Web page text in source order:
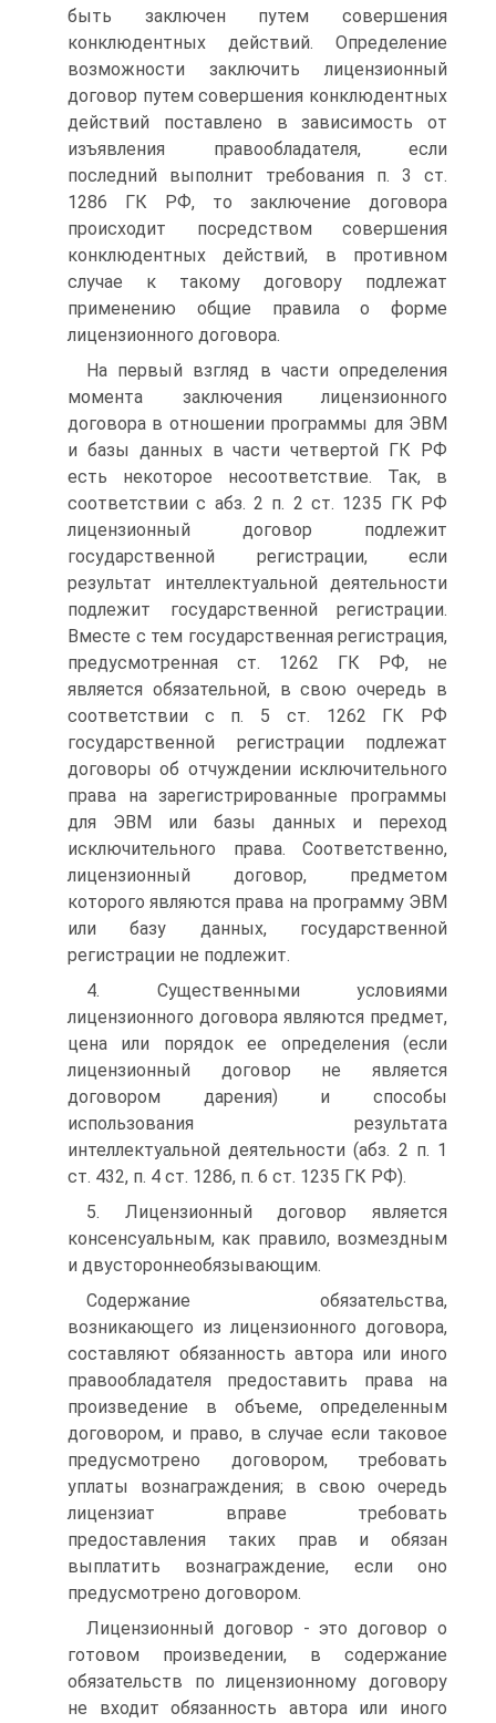
быть заключен путем совершения
конклюдентных действий. Определение
возможности заключить лицензионный
договор путем совершения конклюдентных
действий поставлено в зависимость от
изъявления правообладателя, если
последний выполнит требования п. 3 ст.
1286 ГК РФ, то заключение договора
происходит посредством совершения
конклюдентных действий, в противном
случае к такому договору подлежат
применению общие правила о форме
лицензионного договора.
На первый взгляд в части определения
момента заключения лицензионного
договора в отношении программы для ЭВМ
и базы данных в части четвертой ГК РФ
есть некоторое несоответствие. Так, в
соответствии с абз. 2 п. 2 ст. 1235 ГК РФ
лицензионный договор подлежит
государственной регистрации, если
результат интеллектуальной деятельности
подлежит государственной регистрации.
Вместе с тем государственная регистрация,
предусмотренная ст. 1262 ГК РФ, не
является обязательной, в свою очередь в
соответствии с п. 5 ст. 1262 ГК РФ
государственной регистрации подлежат
договоры об отчуждении исключительного
права на зарегистрированные программы
для ЭВМ или базы данных и переход
исключительного права. Соответственно,
лицензионный договор, предметом
которого являются права на программу ЭВМ
или базу данных, государственной
регистрации не подлежит.
4. Существенными условиями
лицензионного договора являются предмет,
цена или порядок ее определения (если
лицензионный договор не является
договором дарения) и способы
использования результата
интеллектуальной деятельности (абз. 2 п. 1
ст. 432, п. 4 ст. 1286, п. 6 ст. 1235 ГК РФ).
5. Лицензионный договор является
консенсуальным, как правило, возмездным
и двустороннеобязывающим.
Содержание обязательства,
возникающего из лицензионного договора,
составляют обязанность автора или иного
правообладателя предоставить права на
произведение в объеме, определенным
договором, и право, в случае если таковое
предусмотрено договором, требовать
уплаты вознаграждения; в свою очередь
лицензиат вправе требовать
предоставления таких прав и обязан
выплатить вознаграждение, если оно
предусмотрено договором.
Лицензионный договор - это договор о
готовом произведении, в содержание
обязательств по лицензионному договору
не входит обязанность автора или иного